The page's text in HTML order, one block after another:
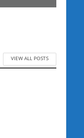
VIEW ALL POSTS